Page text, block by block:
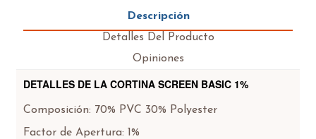
Descripción
Detalles Del Producto
Opiniones
DETALLES DE LA CORTINA SCREEN BASIC 1%
Composición: 70% PVC 30% Polyester
Factor de Apertura: 1%